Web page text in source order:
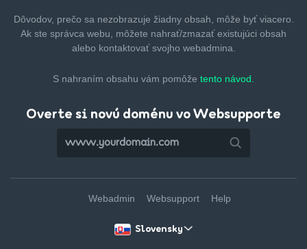
Dôvodov, prečo sa nezobrazuje žiadny obsah, môže byťviacero.
Ak ste správca webu, môžete nahrať/zmazaťexistujúci obsah
alebo kontaktovať svojho webadmina.
S nahraním obsahu vám pomôže tento návod.
Overte si novú doménu vo Websupporte
Slovensky
Webadmin Websupport Help